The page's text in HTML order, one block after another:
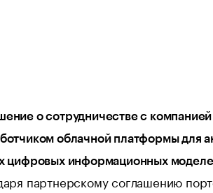
о сотрудничестве с компанией
облачной платформы для
цифровых информационных
партнерскому соглашению